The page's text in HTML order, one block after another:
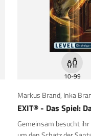
10-99
Markus Brand, Inka
EXIT® - Das Spiel:
Gemeinsam besucht